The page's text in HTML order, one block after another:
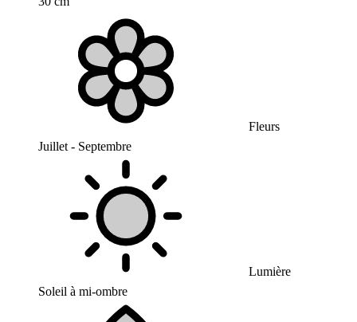
Fleurs
Juillet - Septembre
Lumière
Soleil à mi-ombre